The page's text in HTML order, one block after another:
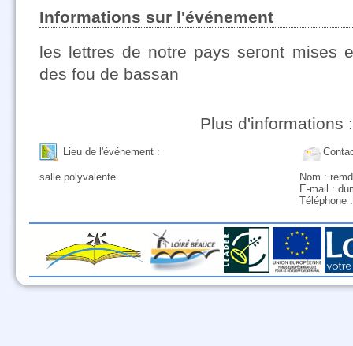
Informations sur l'événement
les lettres de notre pays seront mises
des fou de bassan
Plus d'informations
Lieu de l'événement :
salle polyvalente
Nom :
E-mail :
Téléphone